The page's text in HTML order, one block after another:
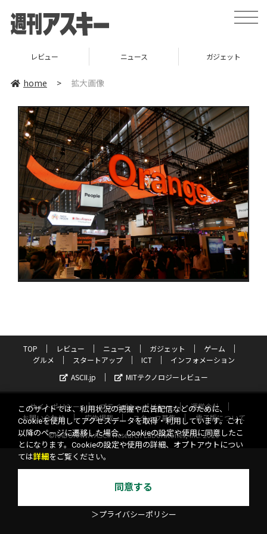
toggle
レビュー ニュース ガジェット
home > 拡大画像
TOP レビュー ニュース ガジェット
ゲーム
グルメ
スタートアップ ICT
インフォメーション
ASCII.jp
MITテクノロジーレビュー
サイトポリシー プライバシーポリシー
運営会社
お問い合わせ
広告掲載 スタッフ募集
電子版について
©KADOKAWA ASCII Research Laboratories, Inc. 2026
このサイトでは、利用状況の把握や広告配信などのために、
Cookieを使用してアクセスデータを取得・利用しています。これ
以降のページに遷移した場合、Cookieの設定や使用に同意したこ
とになります。Cookieの設定や使用の詳細、オプトアウトについ
ては詳細 をご覧ください。
同意する
＞プライバシーポリシー